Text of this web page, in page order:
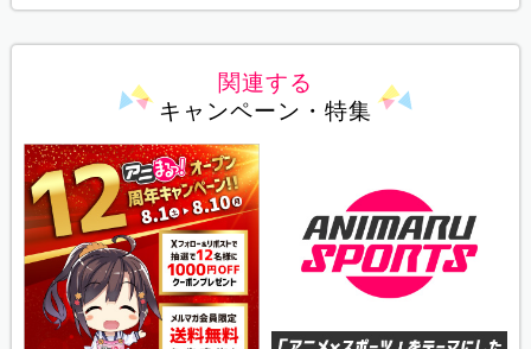
関連する
キャンペーン・特集